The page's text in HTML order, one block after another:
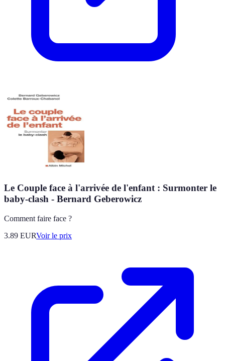
Le Couple face à l'arrivée de l'enfant : Surmonter le
baby-clash - Bernard Geberowicz
Comment faire face ?
3.89 EURVoir le prix